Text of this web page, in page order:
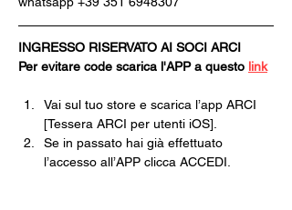
INGRESSO RISERVATO AI SOCI ARCI
Per evitare code scarica l'APP a questo link
Vai sul tuo store e scarica l’app ARCI
[Tessera ARCI per utenti iOS].
Se in passato hai già effettuato
l’accesso all’APP clicca ACCEDI,